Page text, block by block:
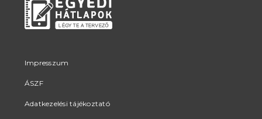
Impresszum
ÁSZF
Adatkezelési tájékoztató